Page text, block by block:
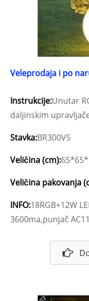
Veleprodaja i po
Instrukcije:Unutar
daljinskim
Stavka:BR300V5
Veličina (cm):
Veličina pakovanja
INFO:18RGB+12W
3600ma,punjač